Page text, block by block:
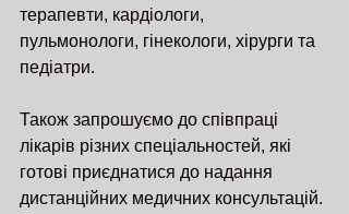
терапевти, кардіологи,
пульмонологи, гінекологи, хірурги та
педіатри.
Також запрошуємо до співпраці
лікарів різних спеціальностей, які
готові приєднатися до надання
дистанційних медичних консультацій.